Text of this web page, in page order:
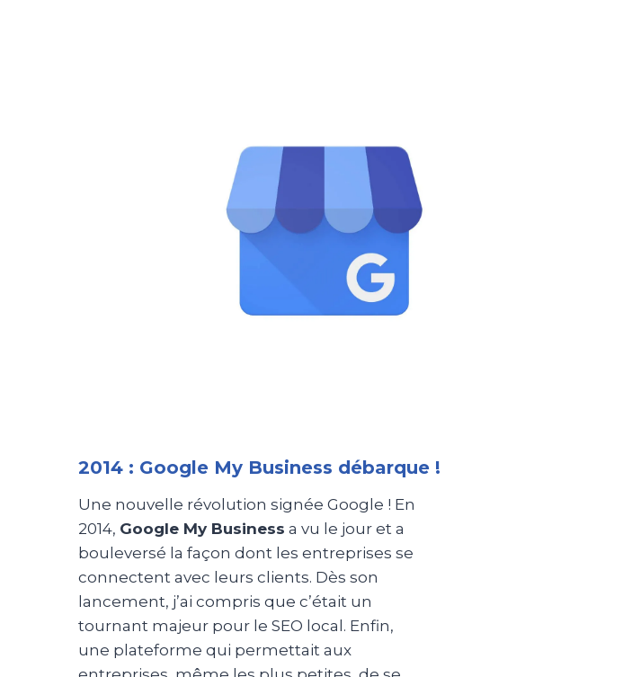
2014 : Google My Business débarque !
Une nouvelle révolution signée Google ! En
2014, Google My Business a vu le jour et a
bouleversé la façon dont les entreprises se
connectent avec leurs clients. Dès son
lancement, j’ai compris que c’était un
tournant majeur pour le SEO local. Enfin,
une plateforme qui permettait aux